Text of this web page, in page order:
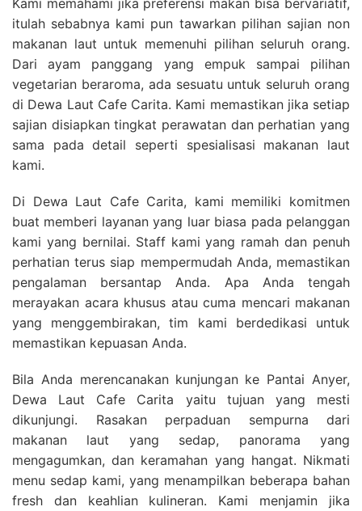
itulah sebabnya kami pun tawarkan pilihan sajian non
makanan laut untuk memenuhi pilihan seluruh orang.
Dari ayam panggang yang empuk sampai pilihan
vegetarian beraroma, ada sesuatu untuk seluruh orang
di Dewa Laut Cafe Carita. Kami memastikan jika setiap
sajian disiapkan tingkat perawatan dan perhatian yang
sama pada detail seperti spesialisasi makanan laut
kami.
Di Dewa Laut Cafe Carita, kami memiliki komitmen
buat memberi layanan yang luar biasa pada pelanggan
kami yang bernilai. Staff kami yang ramah dan penuh
perhatian terus siap mempermudah Anda, memastikan
pengalaman bersantap Anda. Apa Anda tengah
merayakan acara khusus atau cuma mencari makanan
yang menggembirakan, tim kami berdedikasi untuk
memastikan kepuasan Anda.
Bila Anda merencanakan kunjungan ke Pantai Anyer,
Dewa Laut Cafe Carita yaitu tujuan yang mesti
dikunjungi. Rasakan perpaduan sempurna dari
makanan laut yang sedap, panorama yang
mengagumkan, dan keramahan yang hangat. Nikmati
menu sedap kami, yang menampilkan beberapa bahan
fresh dan keahlian kulineran. Kami menjamin jika